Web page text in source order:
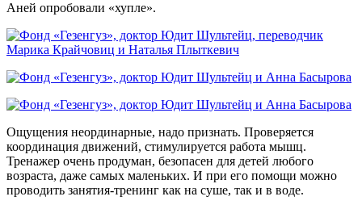
Аней опробовали «хупле».
Ощущения неординарные, надо признать. Проверяется
координация движений, стимулируется работа мышц.
Тренажер очень продуман, безопасен для детей любого
возраста, даже самых маленьких. И при его помощи можно
проводить занятия-тренинг как на суше, так и в воде.